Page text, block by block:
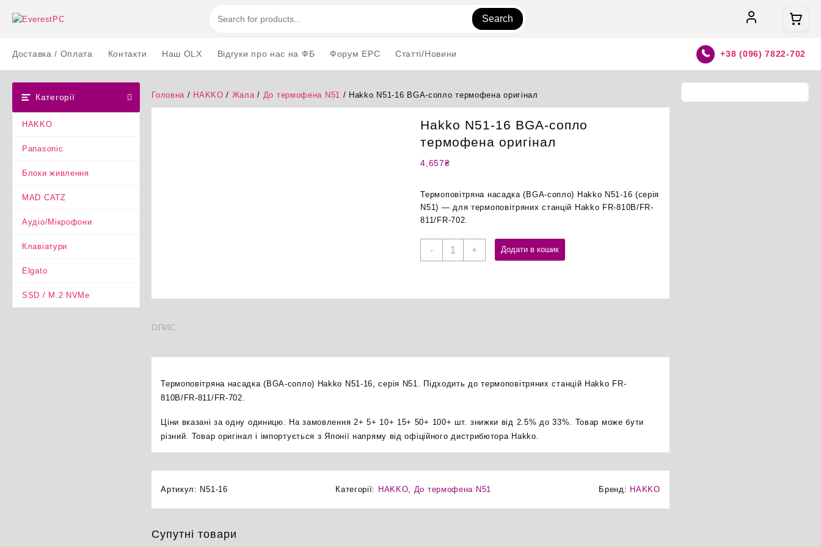
Search
Доставка / Оплата Контакти Наш OLX Відгуки про нас на ФБ Форум EPC Статті/Новини +38 (096) 7822-702
Категорії
HAKKO
Panasonic
Блоки живлення
MAD CATZ
Аудіо/Мікрофони
Клавіатури
Elgato
SSD / M.2 NVMe
Головна / HAKKO / Жала/ До термофена N51 / Hakko N51-16 BGA-сопло термофена оригінал
Hakko N51-16 BGA-сопло
термофена оригінал
4,657₴
Термоповітряна насадка (BGA-сопло) Hakko N51-16 (серія
N51) — для термоповітряних станцій Hakko FR-810B/FR-
811/FR-702.
-
Hakko
сопло
+ Додати в кошик
ОПИС
Термоповітряна насадка (BGA-сопло) Hakko N51-16, серія N51. Підходить до термоповітряних станцій Hakko FR-
810B/FR-811/FR-702.
Ціни вказані за одну одиницю. На замовлення 2+ 5+ 10+ 15+ 50+ 100+ шт. знижки від 2.5% до 33%. Товар може бути
різний. Товар оригінал і імпортується з Японії напряму від офіційного дистрибютора Hakko.
Артикул: N51-16 Категорії: HAKKO, До термофена N51 Бренд: HAKKO
Супутні товари